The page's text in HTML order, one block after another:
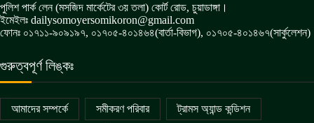
পুলিশ পার্ক লেন (মসজিদ মার্কেটের ৩য় তলা) কোর্ট রোড, চুয়াডাঙ্গা।
ইমেইলঃ dailysomoyersomikoron@gmail.com
ফোনঃ ০১৭১১-৯০৯১৯৭, ০১৭০৫-৪০১৪৬৪(বার্তা-বিভাগ), ০১৭০৫-৪০১৪৬৭(সার্কুলেশন)
গুরুত্বপূর্ণ লিঙ্কঃ
আমাদের সম্পর্কে সমীকরণ পরিবার ট্রামস অ্যান্ড কন্ডিশন